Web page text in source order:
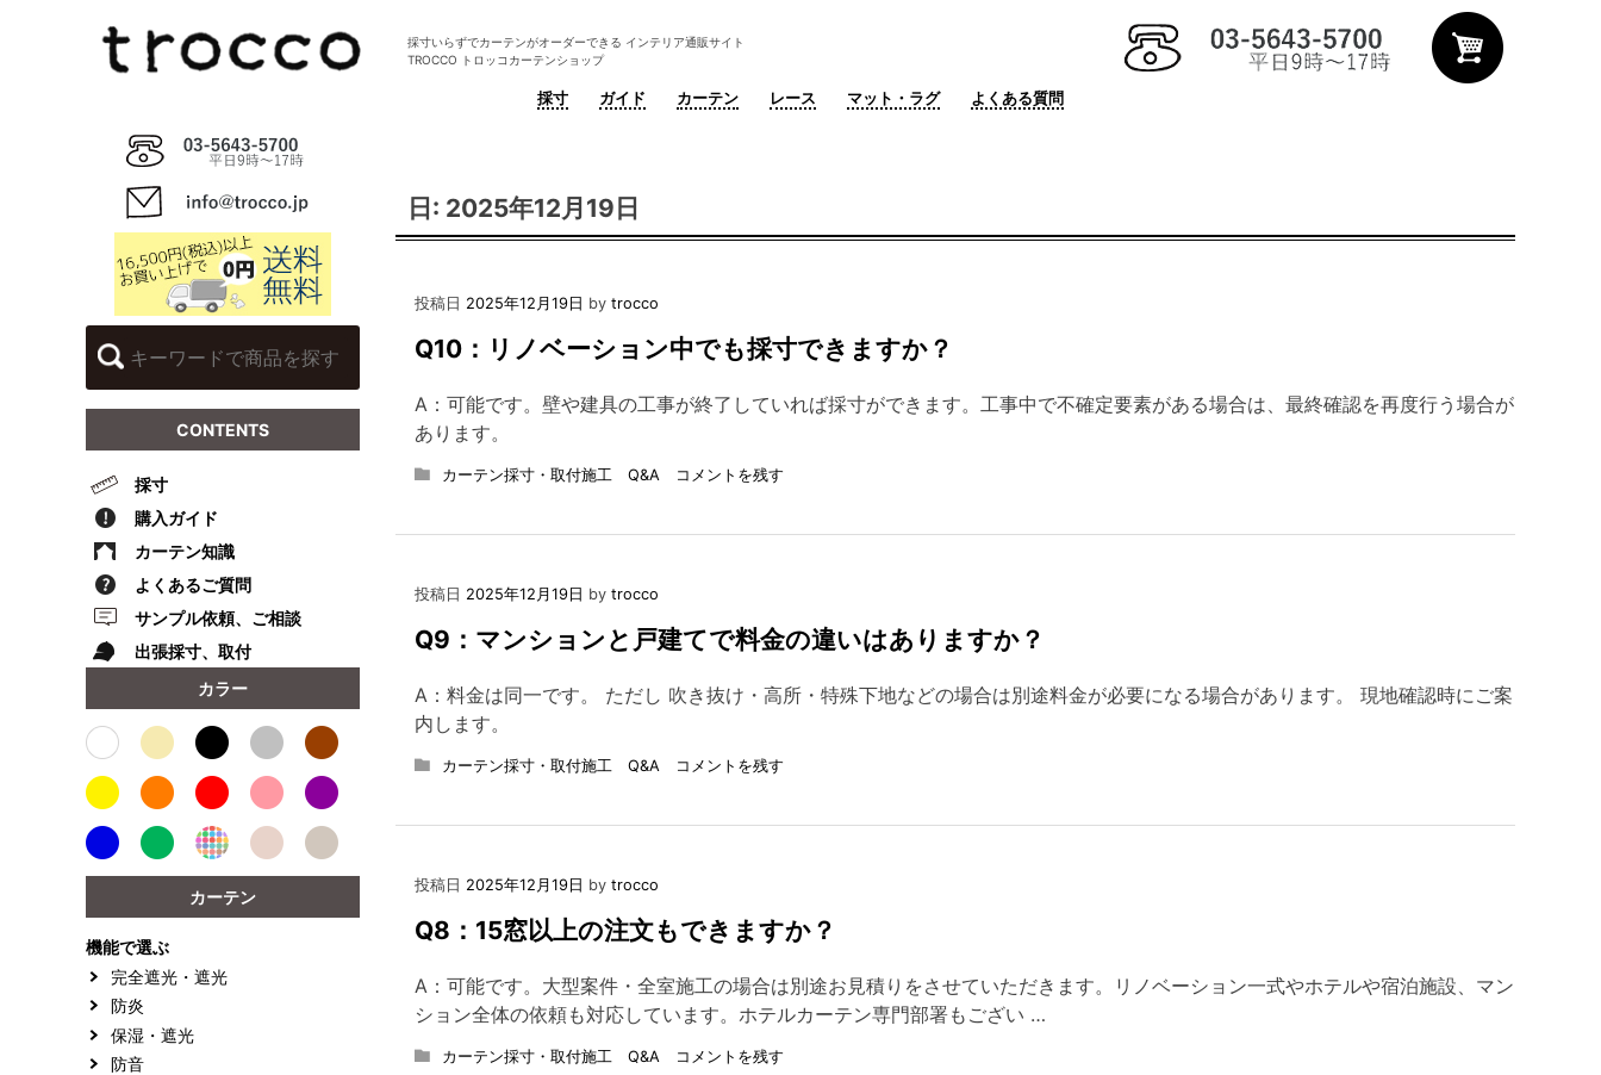
採寸いらずでカーテンがオーダーできる インテリア通販サイト
TROCCO トロッコカーテンショップ
採寸 ガイド カーテン レース マット・ラグ よくある質問
日: 2025年12月19日
投稿日 2025年12月19日 by trocco
Q10：リノベーション中でも採寸できますか？
A：可能です。壁や建具の工事が終了していれば採寸ができます。工事中で不確定要素がある場合は、最終確認を再度行う場合が
あります。
カーテン採寸・取付施工 Q&A コメントを残す
ョ
ン
で
投稿日 2025年12月19日 by trocco
Q9：マンションと戸建てで料金の違いはありますか？
A：料金は同一です。 ただし 吹き抜け・高所・特殊下地などの場合は別途料金が必要になる場合があります。 現地確認時にご案
内します。
カーテン採寸・取付施工 Q&A コメントを残す
と
戸
て
で
投稿日 2025年12月19日 by trocco
Q8：15窓以上の注文もできますか？
A：可能です。大型案件・全室施工の場合は別途お見積りをさせていただきます。リノベーション一式やホテルや宿泊施設、マン
ション全体の依頼も対応しています。ホテルカーテン専門部署もござい …
カーテン採寸・取付施工 Q&A コメントを残す
CONTENTS
採寸
購入ガイド
カーテン知識
よくあるご質問
サンプル依頼、ご相談
出張採寸、取付
カラー
カーテン
機能で選ぶ
完全遮光・遮光
防炎
保湿・遮光
防音